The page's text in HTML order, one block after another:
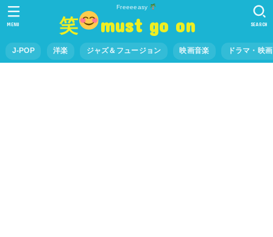
Freeeeasy
笑 must go on
J-POP 洋楽 ジャズ＆フュージョン 映画音楽 ドラマ・映
SEARCH
MENU